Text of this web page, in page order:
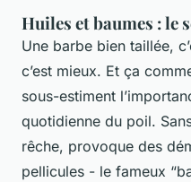
Huiles et baumes : le
Une barbe bien taillée,
c’est mieux. Et ça
sous-estiment
quotidienne du poil.
rêche, provoque des
pellicules - le fameux